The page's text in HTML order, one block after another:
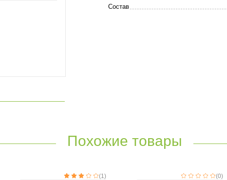
Состав
Похожие товары
(1) (0)